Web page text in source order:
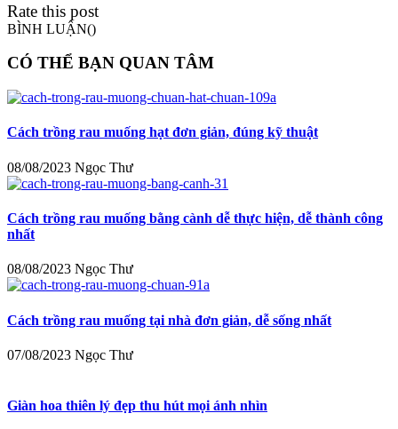
Rate this post
BÌNH LUẬN()
CÓ THỂ BẠN QUAN TÂM
Cách trồng rau muống hạt đơn giản, đúng kỹ thuật
08/08/2023 Ngọc Thư
Cách trồng rau muống bằng cành dễ thực hiện, dễ thành công
nhất
08/08/2023 Ngọc Thư
Cách trồng rau muống tại nhà đơn giản, dễ sống nhất
07/08/2023 Ngọc Thư
Giàn hoa thiên lý đẹp thu hút mọi ánh nhìn